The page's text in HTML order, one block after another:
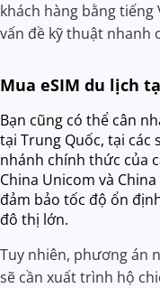
khách hàng bằng tiếng
vấn đề kỹ thuật nhanh
Mua eSIM du lịch
Bạn cũng có thể cân
tại Trung Quốc, tại các
nhánh chính thức của
China Unicom và
đảm bảo tốc độ ổn
đô thị lớn.
Tuy nhiên, phương án
sẽ cần xuất trình hộ